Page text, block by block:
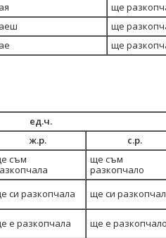
ще
ще
ще
ед.ч.
ж.р.
с.р.
съм
ще съм
разкопчало
си разкопчала
ще си
е разкопчала ще е